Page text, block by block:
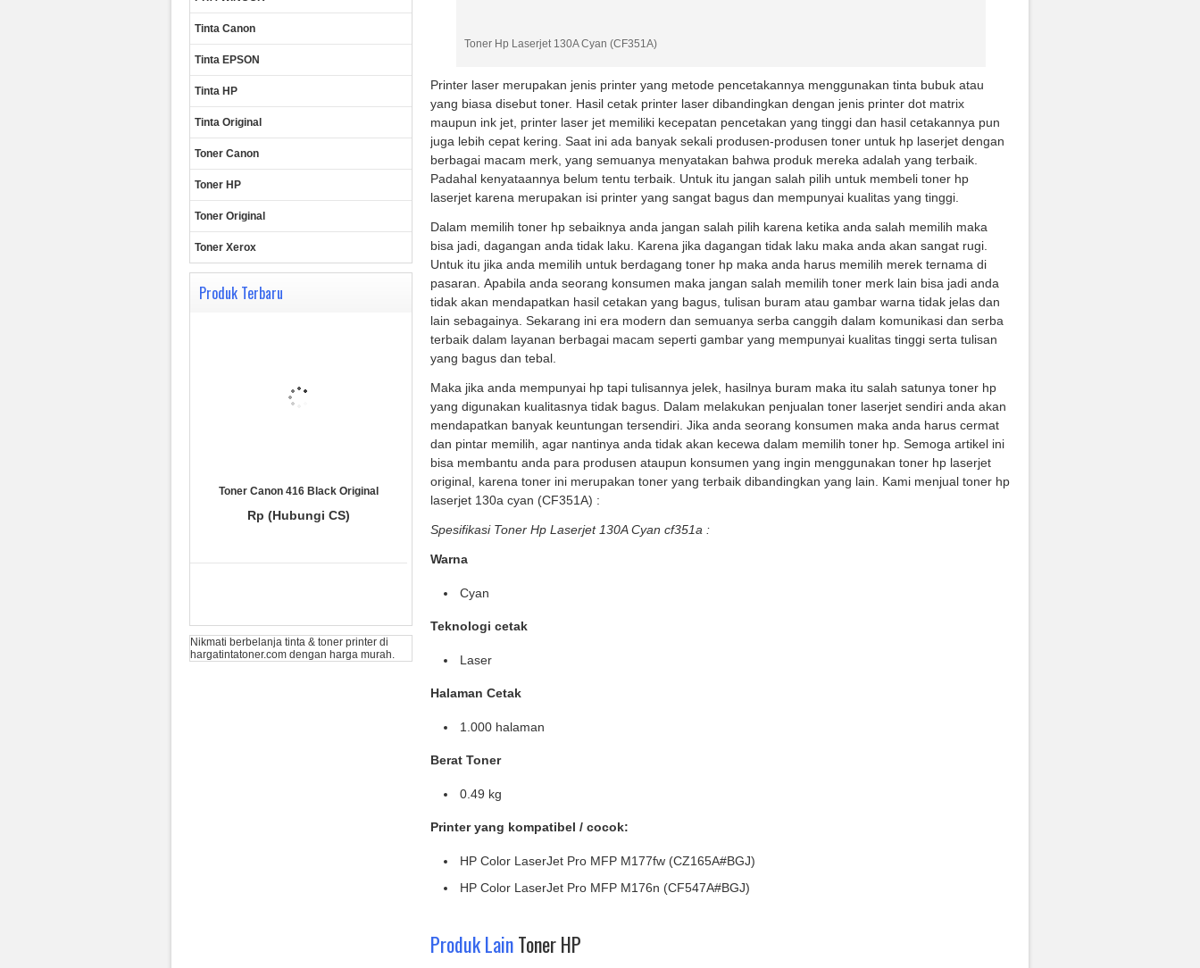
Toner Hp Laserjet 130A Cyan (CF351A)
Printer laser merupakan jenis printer yang metode pencetakannya menggunakan tinta bubuk atau
yang biasa disebut toner. Hasil cetak printer laser dibandingkan dengan jenis printer dot matrix
maupun ink jet, printer laser jet memiliki kecepatan pencetakan yang tinggi dan hasil cetakannya pun
juga lebih cepat kering. Saat ini ada banyak sekali produsen-produsen toner untuk hp laserjet dengan
berbagai macam merk, yang semuanya menyatakan bahwa produk mereka adalah yang terbaik.
Padahal kenyataannya belum tentu terbaik. Untuk itu jangan salah pilih untuk membeli toner hp
laserjet karena merupakan isi printer yang sangat bagus dan mempunyai kualitas yang tinggi.
Dalam memilih toner hp sebaiknya anda jangan salah pilih karena ketika anda salah memilih maka
bisa jadi, dagangan anda tidak laku. Karena jika dagangan tidak laku maka anda akan sangat rugi.
Untuk itu jika anda memilih untuk berdagang toner hp maka anda harus memilih merek ternama di
pasaran. Apabila anda seorang konsumen maka jangan salah memilih toner merk lain bisa jadi anda
tidak akan mendapatkan hasil cetakan yang bagus, tulisan buram atau gambar warna tidak jelas dan
lain sebagainya. Sekarang ini era modern dan semuanya serba canggih dalam komunikasi dan serba
terbaik dalam layanan berbagai macam seperti gambar yang mempunyai kualitas tinggi serta tulisan
yang bagus dan tebal.
Maka jika anda mempunyai hp tapi tulisannya jelek, hasilnya buram maka itu salah satunya toner hp
yang digunakan kualitasnya tidak bagus. Dalam melakukan penjualan toner laserjet sendiri anda akan
mendapatkan banyak keuntungan tersendiri. Jika anda seorang konsumen maka anda harus cermat
dan pintar memilih, agar nantinya anda tidak akan kecewa dalam memilih toner hp. Semoga artikel ini
bisa membantu anda para produsen ataupun konsumen yang ingin menggunakan toner hp laserjet
original, karena toner ini merupakan toner yang terbaik dibandingkan yang lain. Kami menjual toner hp
laserjet 130a cyan (CF351A) :
Spesifikasi Toner Hp Laserjet 130A Cyan cf351a :
Warna
Cyan
Teknologi cetak
Laser
Halaman Cetak
1.000 halaman
Berat Toner
0.49 kg
Printer yang kompatibel / cocok:
HP Color LaserJet Pro MFP M177fw (CZ165A#BGJ)
HP Color LaserJet Pro MFP M176n (CF547A#BGJ)
Produk LainToner HP
Tinta Canon
Tinta EPSON
Tinta HP
Tinta Original
Toner Canon
Toner HP
Toner Original
Toner Xerox
Produk Terbaru
Toner Canon 416 Black Original
Rp (Hubungi CS)
Nikmati berbelanja tinta & toner printer di
hargatintatoner.com dengan harga murah.